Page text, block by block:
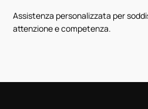
Assistenza personalizzata per
attenzione e competenza.